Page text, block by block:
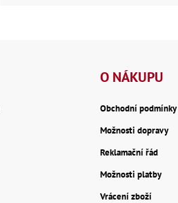
O NÁKUPU
Obchodní podmínky
Možnosti dopravy
Reklamační řád
Možnosti platby
Vrácení zboží